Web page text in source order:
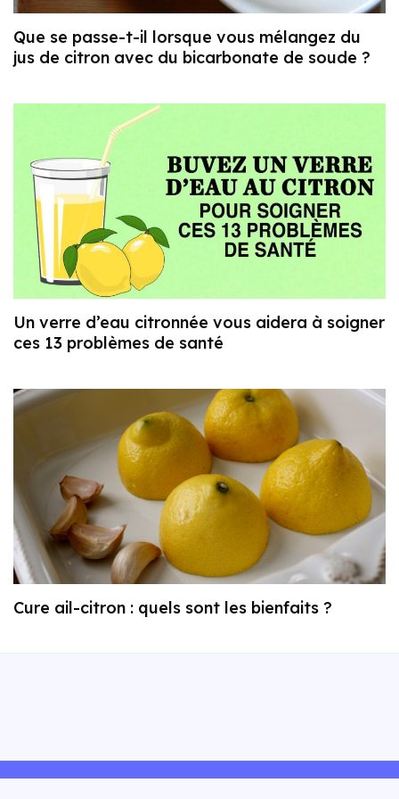
Que se passe-t-il lorsque vous mélangez du
jus de citron avec du bicarbonate de soude ?
Un verre d’eau citronnée vous aidera à soigner
ces 13 problèmes de santé
Cure ail-citron : quels sont les bienfaits ?